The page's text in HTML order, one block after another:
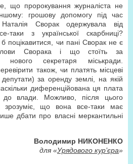
що пророкування журналіста не
грошову допомогу під час
Наталія Сворак одержувала від
з української скарбниці?
поцікавитися, чи пані Сворак не є
Сворака і що стоїть за
нового секретаря міськради.
також, чи платять місцеві
за оренду землі, на якій
диференційована ця плата
до влади. Можливо, після цього
зрозуміє, що вона все-таки має
дбати про власні меркантильні
Володимир НИКОНЕНКО
для «Урядового кур’єра»